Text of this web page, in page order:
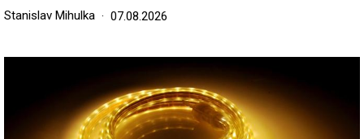
Stanislav Mihulka 07.08.2026